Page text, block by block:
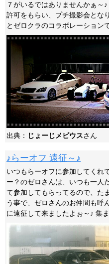
７がいるではありませんかぁ～
許可をもらい、プチ撮影会とな
とゼロクラのコラボレーション
出典： じょーじメビウスさん
♪らーオフ 遠征～♪
いつもらーオフに参加してくれ
ー？のゼロさんは、いつも一人
て参加してもらってるので、た
う事で、ゼロさんのお仲間も呼
に遠征して来ましたよぉ～♪ 集